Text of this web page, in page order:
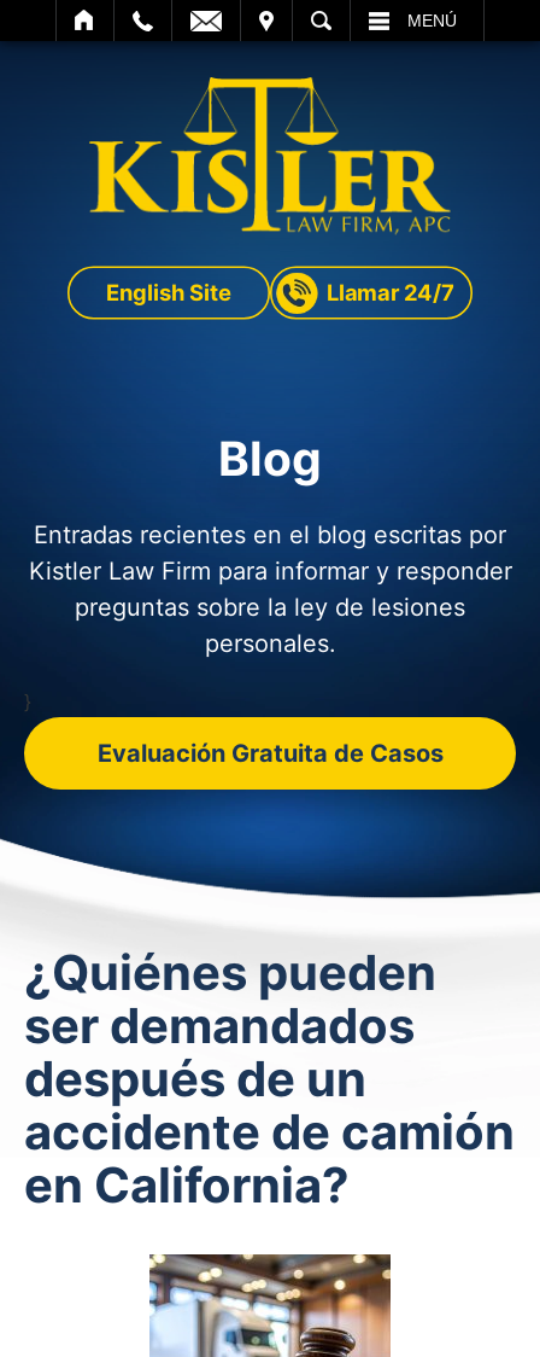
BUSCAR MENÚ
English Site Llamar 24/7
Blog
Entradas recientes en el blog escritas por
Kistler Law Firm para informar yresponder
preguntas sobre la ley de lesiones
personales.
}
Evaluación Gratuita de Casos
¿Quiénes pueden
ser demandados
después de un
accidente de camión
en California?